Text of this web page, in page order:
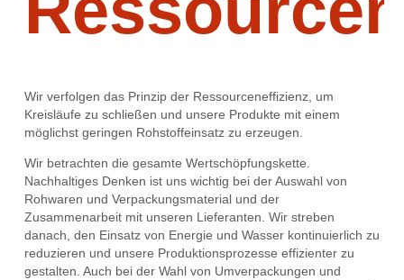
Wir verfolgen das Prinzip der Ressourceneffizienz, um
Kreisläufe zu schließen und unsere Produkte mit einem
möglichst geringen Rohstoffeinsatz zu erzeugen.
Wir betrachten die gesamte Wertschöpfungskette.
Nachhaltiges Denken ist uns wichtig bei der Auswahl von
Rohwaren und Verpackungsmaterial und der
Zusammenarbeit mit unseren Lieferanten. Wir streben
danach, den Einsatz von Energie und Wasser kontinuierlich zu
reduzieren und unsere Produktionsprozesse effizienter zu
gestalten. Auch bei der Wahl von Umverpackungen und